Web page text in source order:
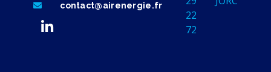
contact@airenergie.fr
22
72